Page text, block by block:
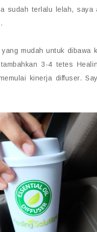
sudah terlalu lelah,
mudah untuk dibawa
3-4 tetes
kinerja diffuser.